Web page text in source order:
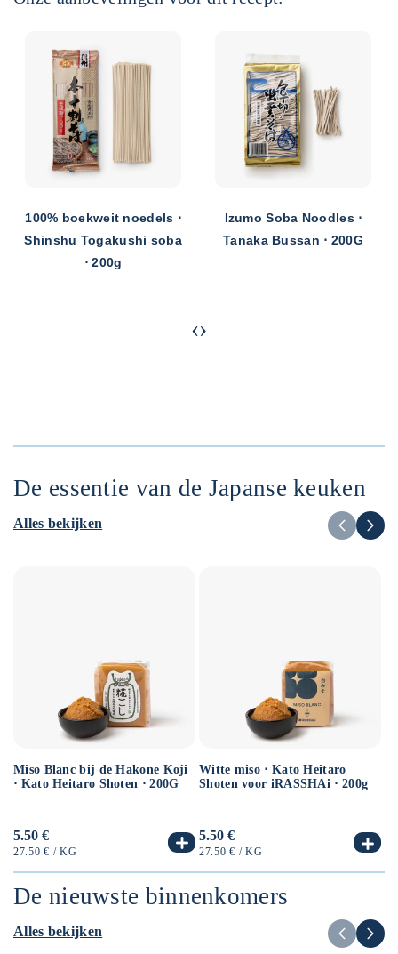
Izumo Soba Noodles ⋅
Tanaka Bussan ⋅ 200G
Noodles Soba 100%
Premium Sandain ⋅ Honda
‹›
De essentie van de Japanse keuken
Alles bekijken
Miso Blanc bij de Hakone Koji
⋅ Kato Heitaro Shoten ⋅ 200G
Normale
prijs
5.50 €
EENHEIDSPRIJS
27.50 € / PER
KG
Witte miso ⋅ Kato Heitaro
Shoten voor iRASSHAi ⋅ 200g
Normale
prijs
5.50 €
EENHEIDSPRIJS
27.50 € / PER
KG
De nieuwste binnenkomers
Alles bekijken